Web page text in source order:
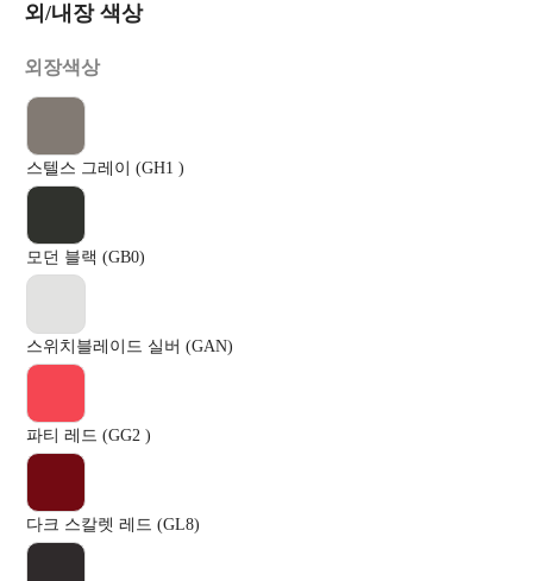
외/내장 색상
외장색상
스텔스 그레이 (GH1 )
모던 블랙 (GB0)
스위치블레이드 실버 (GAN)
파티 레드 (GG2 )
다크 스칼렛 레드 (GL8)